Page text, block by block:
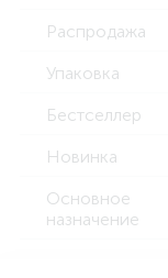
Распродажа
Упаковка
Бестселлер
Новинка
Основное
назначение